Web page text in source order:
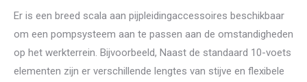
Er is een breed scala aan pijpleidingaccessoires beschikbaar
om een ​​pompsysteem aan te passen aan de omstandigheden
op het werkterrein. Bijvoorbeeld, Naast de standaard 10-voets
elementen zijn er verschillende lengtes van stijve en flexibele